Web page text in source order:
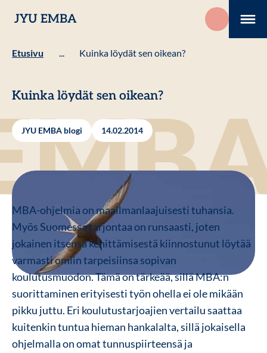
sisältöön
JYU EMBA
Etusivu ... Kuinka löydät sen oikean?
Kuinka löydät sen oikean?
JYU EMBA blogi 14.02.2014
MBA-ohjelmia on maailmanlaajuisesti tuhansia.
Myös Suomessa tarjontaa on runsaasti, joten
jokainen itsensä kehittämisestä kiinnostunut löytää
varmasti omiin tarpeisiinsa sopivan
koulutusmuodon. Tämä on tärkeää, sillä MBA:n
suorittaminen erityisesti työn ohella ei ole mikään
pikku juttu. Eri koulutustarjoajien vertailu saattaa
kuitenkin tuntua hieman hankalalta, sillä jokaisella
ohjelmalla on omat tunnuspiirteensä ja